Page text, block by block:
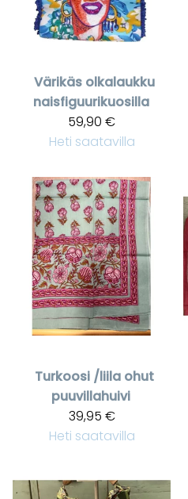
Värikäs olkalaukku
naisfiguurikuosilla
59,90 €
Heti saatavilla
Turkoosi /liila ohut
puuvillahuivi
39,95 €
Heti saatavilla